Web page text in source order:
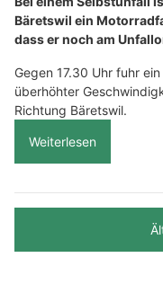
Bäretswil ein
dass er noch am
Gegen 17.30 Uhr fuhr
überhöhter
Richtung Bäretswil.
Weiterlesen